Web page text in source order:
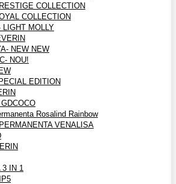
COLLECTION
COLLECTION
LIGHT MOLLY
NEW NEW
NOU!
EDITION
Rosalind Rainbow
VENALISA
3 IN 1